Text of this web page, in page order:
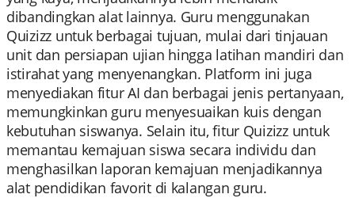
dibandingkan alat lainnya. Guru menggunakan
Quizizz untuk berbagai tujuan, mulai dari tinjauan
unit dan persiapan ujian hingga latihan mandiri dan
istirahat yang menyenangkan. Platform ini juga
menyediakan fitur AI dan berbagai jenis pertanyaan,
memungkinkan guru menyesuaikan kuis dengan
kebutuhan siswanya. Selain itu, fitur Quizizz untuk
memantau kemajuan siswa secara individu dan
menghasilkan laporan kemajuan menjadikannya
alat pendidikan favorit di kalangan guru.